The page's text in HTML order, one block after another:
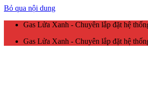
Bỏ qua nội dung
Gas Lửa Xanh - Chuyên lắp đặt hệ
Gas Lửa Xanh - Chuyên lắp đặt hệ